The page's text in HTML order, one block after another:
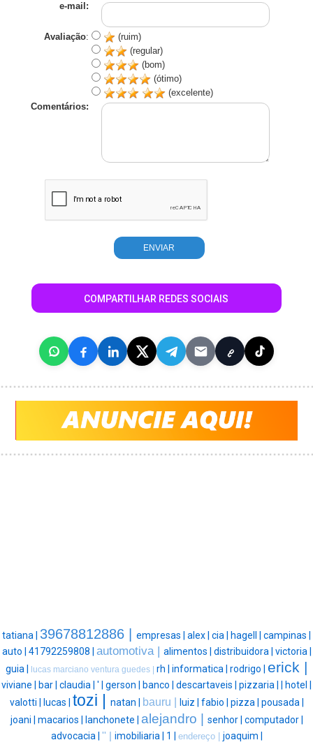
e-mail:
Avaliação:
(ruim)
(regular)
(bom)
(ótimo)
(excelente)
Comentários:
COMPARTILHAR REDES SOCIAIS
tatiana | 39678812886 | empresas | alex | cia | hagell | campinas |
auto | 41792259808 | automotiva | alimentos | distribuidora | victoria |
guia |
lucas marciano ventura guedes | rh | informatica | rodrigo | erick |
viviane | bar | claudia | ' | gerson | banco | descartaveis | pizzaria |
hotel |
valotti |
lucas | tozi | natan | bauru | luiz | fabio | pizza | pousada |
joani | macarios | lanchonete | alejandro | senhor | computador |
advocacia | '' | imobiliaria | 1 | endereço | joaquim |